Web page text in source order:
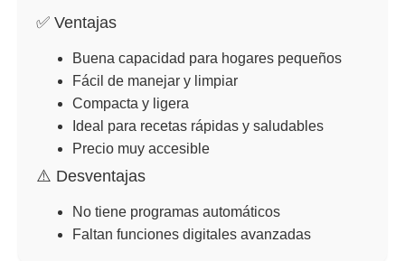
✅ Ventajas
Buena capacidad para hogares pequeños
Fácil de manejar y limpiar
Compacta y ligera
Ideal para recetas rápidas y saludables
Precio muy accesible
⚠️ Desventajas
No tiene programas automáticos
Faltan funciones digitales avanzadas